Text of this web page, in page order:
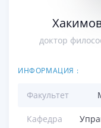
доктор
ИНФОРМАЦИЯ :
Факультет
Кафедра